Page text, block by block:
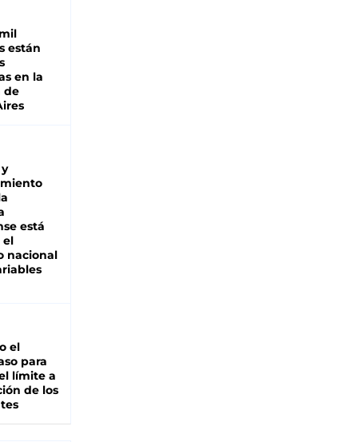
están
en la
de
está
el
nacional
el
para
límite a
de los